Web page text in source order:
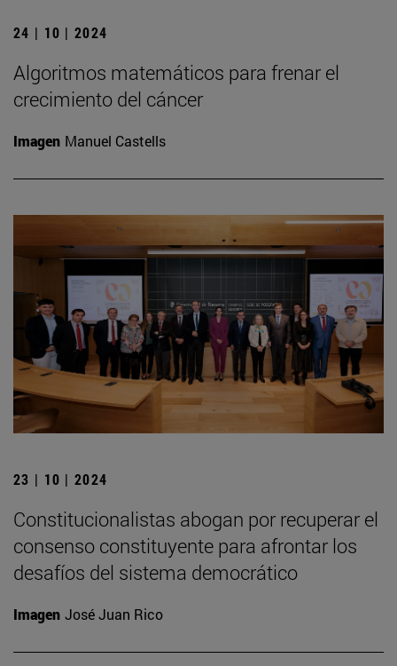
24 | 10 | 2024
Algoritmos matemáticos para frenar el
crecimiento del cáncer
Imagen Manuel Castells
23 | 10 | 2024
Constitucionalistas abogan por recuperar el
consenso constituyente para afrontar los
desafíos del sistema democrático
Imagen José Juan Rico